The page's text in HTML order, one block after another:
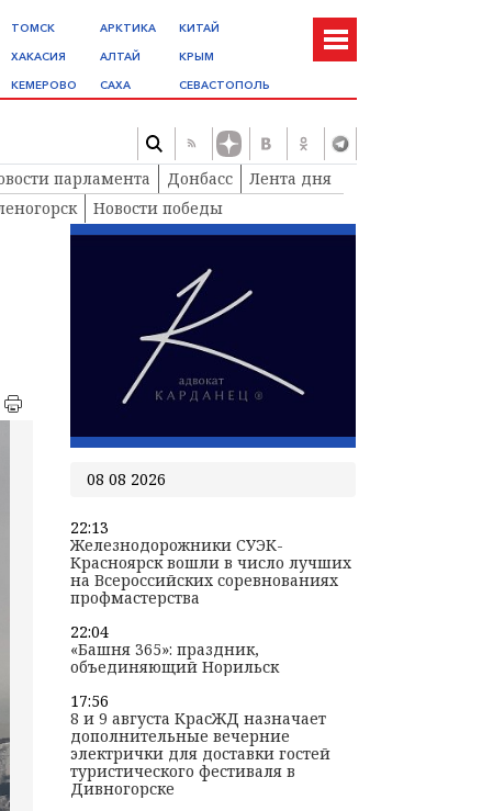
ТОМСК
ХАКАСИЯ
КЕМЕРОВО
АРКТИКА
АЛТАЙ
САХА
КИТАЙ
КРЫМ
СЕВАСТОПОЛЬ
парламента Донбасс
Лента дня
Новости победы
08 08 2026
22:13
Железнодорожники СУЭК-
Красноярск вошли в число лучших
на Всероссийских соревнованиях
профмастерства
22:04
«Башня 365»: праздник,
объединяющий Норильск
17:56
8 и 9 августа КрасЖД назначает
дополнительные вечерние
электрички для доставки гостей
туристического фестиваля в
Дивногорске